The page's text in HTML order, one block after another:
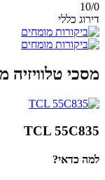
10/0
דירוג כללי
מסכי טלוויזיה
TCL 55C835
למה כדאי?